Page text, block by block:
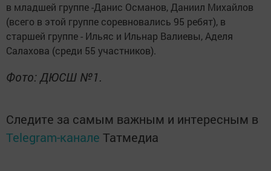
в младшей группе -Данис Османов, Даниил Михайлов
(всего в этой группе соревновались 95 ребят), в
старшей группе - Ильяс и Ильнар Валиевы, Аделя
Салахова (среди 55 участников).
Фото: ДЮСШ №1.
Следите за самым важным и интересным в
Telegram-канале Татмедиа